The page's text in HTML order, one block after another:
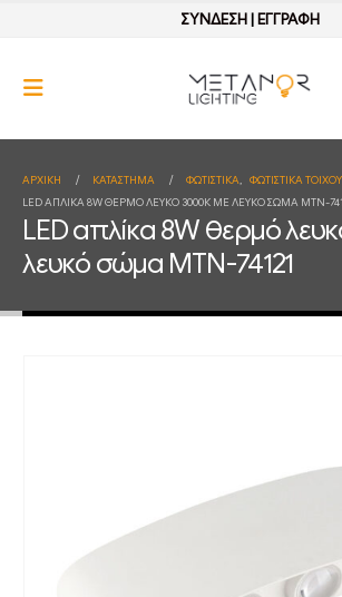
ΣΥΝΔΕΣΗ| ΕΓΓΡΑΦΗ
ΑΡΧΙΚΉ ΚΑΤΆΣΤΗΜΑ ΦΩΤΙΣΤΙΚΑ, ΦΩΤΙΣΤΙΚΑ ΤΟΙΧΟΥ
LED ΑΠΛΊΚΑ 8W ΘΕΡΜΌ ΛΕΥΚΌ 3000Κ ΜΕ ΛΕΥΚΌ ΣΏΜΑ MTN-
LED απλίκα 8W θερμό
λευκό σώμα MTN-74121